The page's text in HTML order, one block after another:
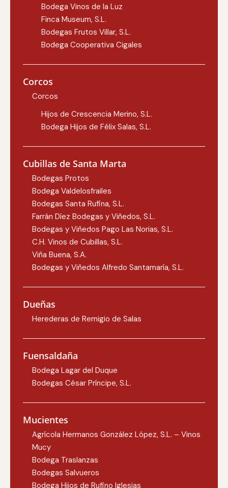
Bodega Vinos de la Luz
Finca Museum, S.L.
Bodegas Frutos Villar, S.L.
Bodega Cooperativa Cigales
Corcos
Corcos
Hijos de Crescencia Merino, S.L.
Bodega Hijos de Félix Salas, S.L.
Cubillas de Santa Marta
Bodegas Protos
Bodega Valdelosfrailes
Bodegas Santa Rufina, S.L.
Farrán Díez Bodegas y Viñedos, S.L.
Bodegas y Viñedos Pago Las Norias, S.L.
C.H. Vinos de Cubillas, S.L.
Viña Buena, S.A.
Bodegas y Viñedos Alfredo Santamaría, S.L.
Dueñas
Herederas de Remigio de Salas
Fuensaldaña
Bodega Lagar del Duque
Bodegas César Príncipe, S.L.
Mucientes
Agrícola Hermanos González López, S.L. – Vinos
Mucy
Bodega Traslanzas
Bodegas Salvueros
Bodega Hijos de Rufino Iglesias